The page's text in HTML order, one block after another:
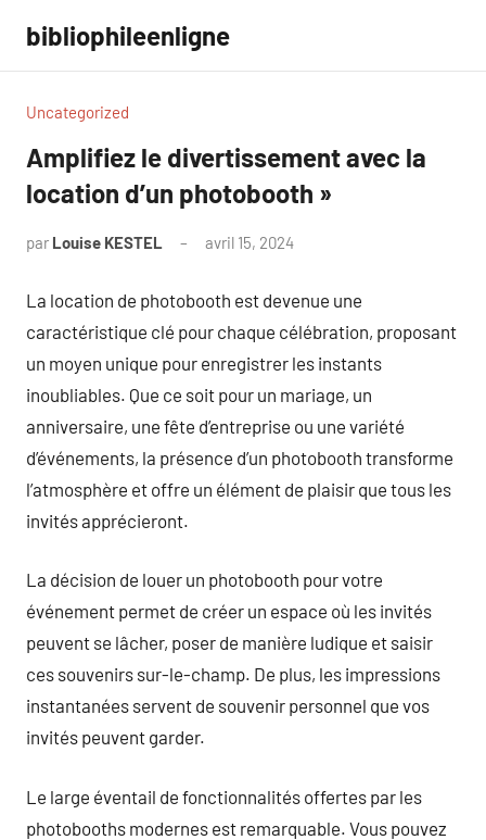
contenu
bibliophileenligne
Uncategorized
Amplifiez le divertissement avec la
location d’un photobooth »
par Louise KESTEL avril 15, 2024
La location de photobooth est devenue une
caractéristique clé pour chaque célébration, proposant
un moyen unique pour enregistrer les instants
inoubliables. Que ce soit pour un mariage, un
anniversaire, une fête d’entreprise ou une variété
d’événements, la présence d’un photobooth transforme
l’atmosphère et offre un élément de plaisir que tous les
invités apprécieront.
La décision de louer un photobooth pour votre
événement permet de créer un espace où les invités
peuvent se lâcher, poser de manière ludique et saisir
ces souvenirs sur-le-champ. De plus, les impressions
instantanées servent de souvenir personnel que vos
invités peuvent garder.
Le large éventail de fonctionnalités offertes par les
photobooths modernes est remarquable. Vous pouvez